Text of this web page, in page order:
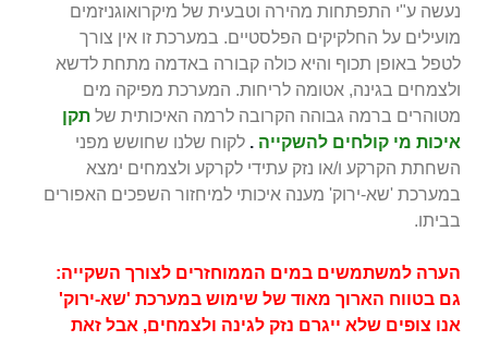
נעשה ע"י התפתחות מהירה וטבעית של מיקרואוגניזמים
מועילים על החלקיקים הפלסטיים. במערכת זו אין צורך
לטפל באופן תכוף והיא כולה קבורה באדמה מתחת לדשא
ולצמחים בגינה, אטומה לריחות. המערכת מפיקה מים
מטוהרים ברמה גבוהה הקרובה לרמה האיכותית של תקן
איכות מי קולחים להשקייה . לקוח שלנו שחושש מפני
השחתת הקרקע ו/או נזק עתידי לקרקע ולצמחים ימצא
במערכת 'שא-ירוק' מענה איכותי למיחזור השפכים האפורים
בביתו.
הערה למשתמשים במים הממוחזרים לצורך השקייה:
גם בטווח הארוך מאוד של שימוש במערכת 'שא-ירוק'
אנו צופים שלא ייגרם נזק לגינה ולצמחים, אבל זאת